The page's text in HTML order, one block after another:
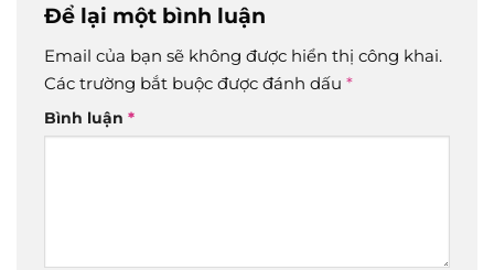
Để lại một bình luận
Email của bạn sẽ không được hiển thị công khai.
Các trường bắt buộc được đánh dấu *
Bình luận *